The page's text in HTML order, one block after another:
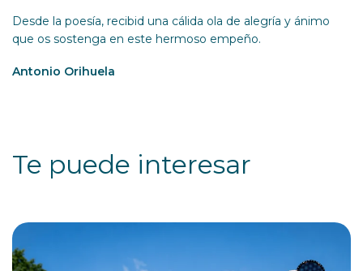
Desde la poesía, recibid una cálida ola de alegría y ánimo
que os sostenga en este hermoso empeño.
Antonio Orihuela
Te puede interesar